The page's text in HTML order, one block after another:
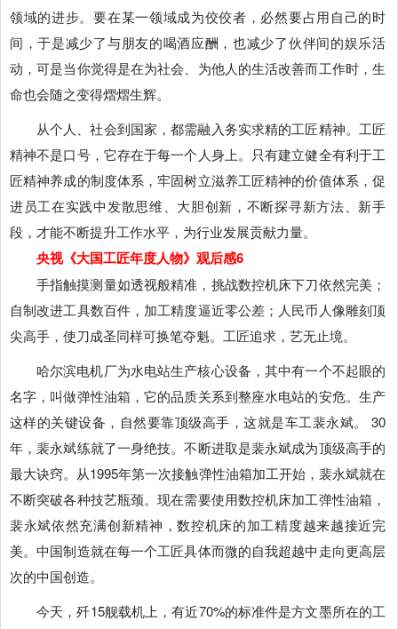
领域的进步。要在某一领域成为佼佼者，必然要占用自己的时
间，于是减少了与朋友的喝酒应酬，也减少了伙伴间的娱乐活
动，可是当你觉得是在为社会、为他人的生活改善而工作时，生
命也会随之变得熠熠生辉。
从个人、社会到国家，都需融入务实求精的工匠精神。工匠
精神不是口号，它存在于每一个人身上。只有建立健全有利于工
匠精神养成的制度体系，牢固树立滋养工匠精神的价值体系，促
进员工在实践中发散思维、大胆创新，不断探寻新方法、新手
段，才能不断提升工作水平，为行业发展贡献力量。
央视《大国工匠年度人物》观后感6
手指触摸测量如透视般精准，挑战数控机床下刀依然完美；
自制改进工具数百件，加工精度逼近零公差；人民币人像雕刻顶
尖高手，使刀成圣同样可换笔夺魁。工匠追求，艺无止境。
哈尔滨电机厂为水电站生产核心设备，其中有一个不起眼的
名字，叫做弹性油箱，它的品质关系到整座水电站的安危。生产
这样的关键设备，自然要靠顶级高手，这就是车工裴永斌。 30
年，裴永斌练就了一身绝技。不断进取是裴永斌成为顶级高手的
最大诀窍。从1995年第一次接触弹性油箱加工开始，裴永斌就在
不断突破各种技艺瓶颈。现在需要使用数控机床加工弹性油箱，
裴永斌依然充满创新精神，数控机床的加工精度越来越接近完
美。中国制造就在每一个工匠具体而微的自我超越中走向更高层
次的中国创造。
今天，歼15舰载机上，有近70%的标准件是方文墨所在的工